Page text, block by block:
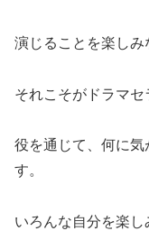
演じることを楽しみ
それこそがドラマセ
役を通じて、何に
す。
いろんな自分を楽